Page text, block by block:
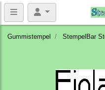
Gummistempel StempelBar